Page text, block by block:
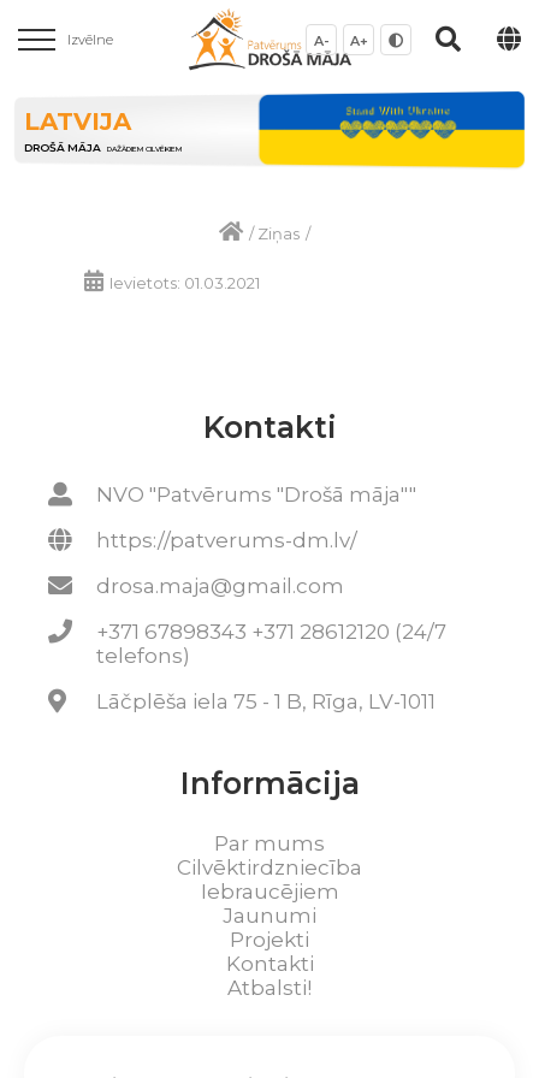
Izvēlne A- A+
LATVIJA
DROŠĀ MĀJA DAŽĀDIEM CILVĒKIEM
/Ziņas /
Ievietots: 01.03.2021
Kontakti
NVO "Patvērums "Drošā māja""
https://patverums-dm.lv/
drosa.maja@gmail.com
+371 67898343 +371 28612120 (24/7
telefons)
Lāčplēša iela 75 - 1 B, Rīga, LV-1011
Informācija
Par mums
Cilvēktirdzniecība
Iebraucējiem
Jaunumi
Projekti
Kontakti
Atbalsti!